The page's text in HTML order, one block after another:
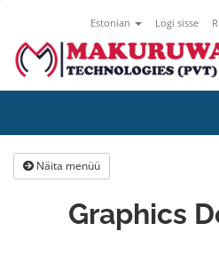
Estonian Logi sisse
Näita menüü
Graphics